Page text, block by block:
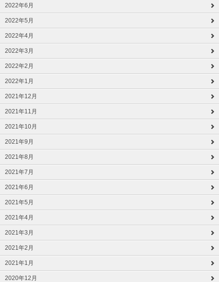
2022年6月
2022年5月
2022年4月
2022年3月
2022年2月
2022年1月
2021年12月
2021年11月
2021年10月
2021年9月
2021年8月
2021年7月
2021年6月
2021年5月
2021年4月
2021年3月
2021年2月
2021年1月
2020年12月